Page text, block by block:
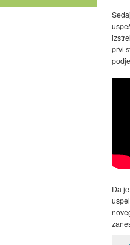
prvi
Da